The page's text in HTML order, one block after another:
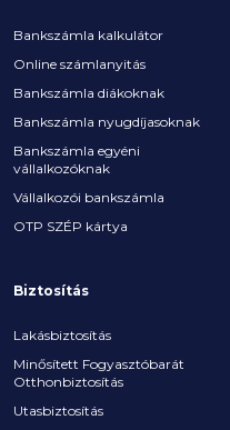
Bankszámla kalkulátor
Online számlanyitás
Bankszámla diákoknak
Bankszámla nyugdíjasoknak
Bankszámla egyéni
vállalkozóknak
Vállalkozói bankszámla
OTP SZÉP kártya
Biztosítás
Lakásbiztosítás
Minősített Fogyasztóbarát
Otthonbiztosítás
Utasbiztosítás